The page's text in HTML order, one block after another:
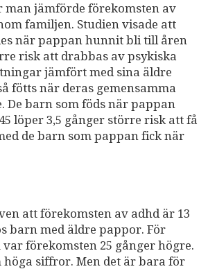
man jämförde förekomsten av
familjen. Studien visade att
när pappan hunnit bli till åren
risk att drabbas av psykiska
jämfört med sina äldre
fötts när deras gemensamma
De barn som föds när pappan
löper 3,5 gånger större risk att få
de barn som pappan fick när
att förekomsten av adhd är 13
barn med äldre pappor. För
förekomsten 25 gånger högre.
höga siffror. Men det är bara för